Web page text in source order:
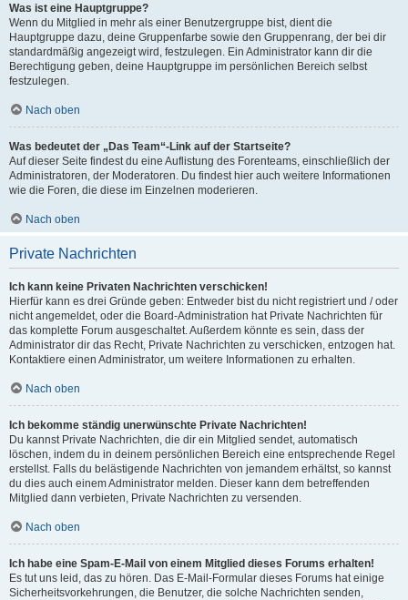
Was ist eine Hauptgruppe?
Wenn du Mitglied in mehr als einer Benutzergruppe bist, dient die
Hauptgruppe dazu, deine Gruppenfarbe sowie den Gruppenrang, der bei dir
standardmäßig angezeigt wird, festzulegen. Ein Administrator kann dir die
Berechtigung geben, deine Hauptgruppe im persönlichen Bereich selbst
festzulegen.
Nach oben
Was bedeutet der „Das Team“-Link auf der Startseite?
Auf dieser Seite findest du eine Auflistung des Forenteams, einschließlich der
Administratoren, der Moderatoren. Du findest hier auch weitere Informationen
wie die Foren, die diese im Einzelnen moderieren.
Nach oben
Private Nachrichten
Ich kann keine Privaten Nachrichten verschicken!
Hierfür kann es drei Gründe geben: Entweder bist du nicht registriert und / oder
nicht angemeldet, oder die Board-Administration hat Private Nachrichten für
das komplette Forum ausgeschaltet. Außerdem könnte es sein, dass der
Administrator dir das Recht, Private Nachrichten zu verschicken, entzogen hat.
Kontaktiere einen Administrator, um weitere Informationen zu erhalten.
Nach oben
Ich bekomme ständig unerwünschte Private Nachrichten!
Du kannst Private Nachrichten, die dir ein Mitglied sendet, automatisch
löschen, indem du in deinem persönlichen Bereich eine entsprechende Regel
erstellst. Falls du belästigende Nachrichten von jemandem erhältst, so kannst
du dies auch einem Administrator melden. Dieser kann dem betreffenden
Mitglied dann verbieten, Private Nachrichten zu versenden.
Nach oben
Ich habe eine Spam-E-Mail von einem Mitglied dieses Forums erhalten!
Es tut uns leid, das zu hören. Das E-Mail-Formular dieses Forums hat einige
Sicherheitsvorkehrungen, die Benutzer, die solche Nachrichten senden,